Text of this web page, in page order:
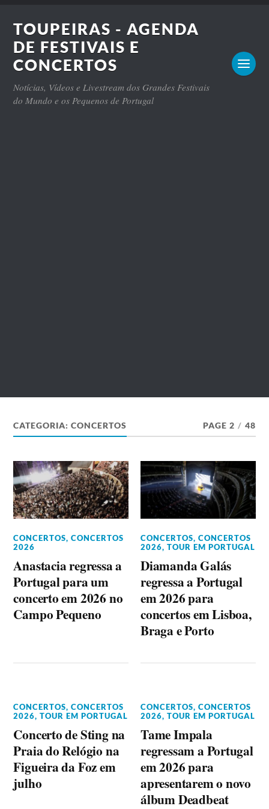
TOUPEIRAS - AGENDA
DE FESTIVAIS E
CONCERTOS
Notícias, Vídeos e Livestream dos Grandes Festivais
do Mundo e os Pequenos de Portugal
CATEGORIA:CONCERTOS PAGE 2 / 48
CONCERTOS,CONCERTOS
2026
Anastacia regressa a
Portugal para um
concerto em 2026 no
Campo Pequeno
CONCERTOS,CONCERTOS
2026,TOUR EM PORTUGAL
Diamanda Galás
regressa a Portugal
em 2026 para
concertos em Lisboa,
Braga e Porto
CONCERTOS,CONCERTOS
2026,TOUR EM PORTUGAL
Concerto de Sting na
Praia do Relógio na
Figueira da Foz em
julho
CONCERTOS,CONCERTOS
2026,TOUR EM PORTUGAL
Tame Impala
regressam a Portugal
em 2026 para
apresentarem o novo
álbum Deadbeat